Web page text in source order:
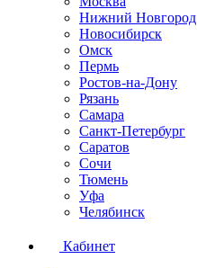
Нижний Новгород
Новосибирск
Омск
Пермь
Ростов-на-Дону
Рязань
Самара
Санкт-Петербург
Саратов
Сочи
Тюмень
Уфа
Челябинск
Кабинет